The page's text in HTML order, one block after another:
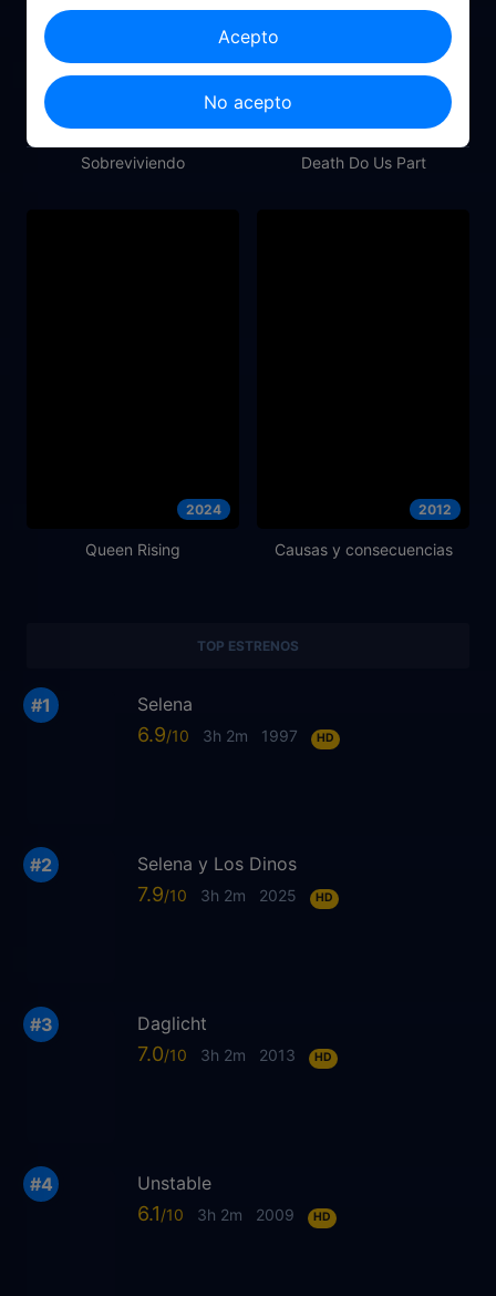
Sobreviviendo
2014
Death Do Us Part
2024
Queen Rising
2012
Causas y consecuencias
TOP ESTRENOS
Selena
6.9 3h 2m 1997 HD
Selena y Los Dinos
7.9 3h 2m 2025 HD
Daglicht
7.0 3h 2m 2013 HD
Unstable
6.1 3h 2m 2009 HD
Acepto
No acepto